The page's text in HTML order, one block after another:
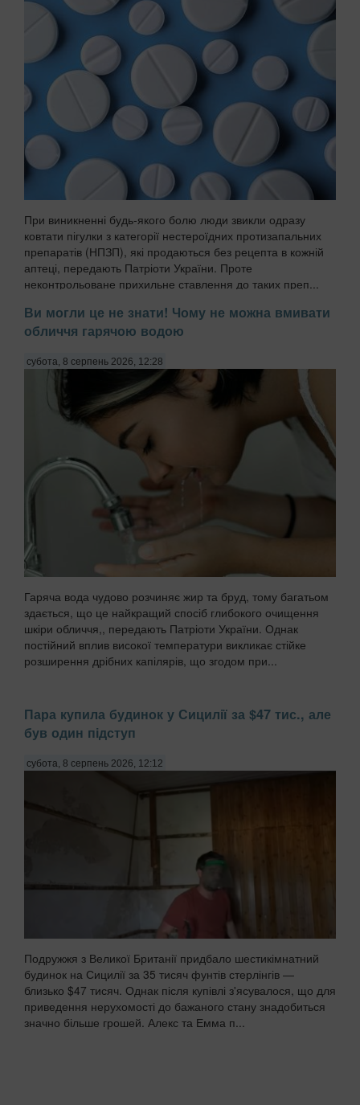
При виникненні будь-якого болю люди звикли одразу
ковтати пігулки з категорії нестероїдних протизапальних
препаратів (НПЗП), які продаються без рецепта в кожній
аптеці, передають Патріоти України. Проте
неконтрольоване прихильне ставлення до таких преп...
Ви могли це не знати! Чому не можна вмивати
обличчя гарячою водою
субота, 8 серпень 2026, 12:28
Гаряча вода чудово розчиняє жир та бруд, тому багатьом
здається, що це найкращий спосіб глибокого очищення
шкіри обличчя,, передають Патріоти України. Однак
постійний вплив високої температури викликає стійке
розширення дрібних капілярів, що згодом при...
Пара купила будинок у Сицилії за $47 тис., але
був один підступ
субота, 8 серпень 2026, 12:12
Подружжя з Великої Британії придбало шестикімнатний
будинок на Сицилії за 35 тисяч фунтів стерлінгів —
близько $47 тисяч. Однак після купівлі з'ясувалося, що для
приведення нерухомості до бажаного стану знадобиться
значно більше грошей. Алекс та Емма п...